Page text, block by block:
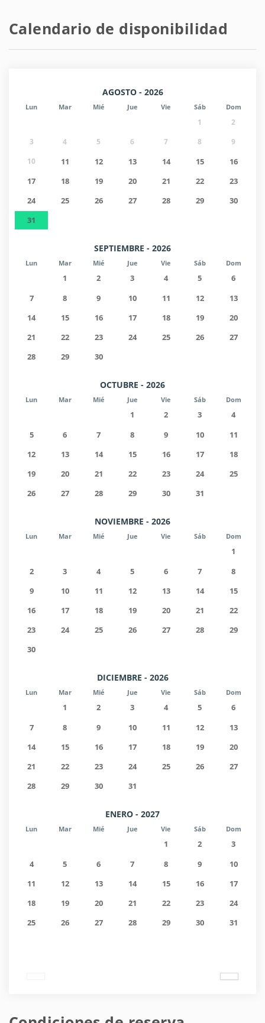
Calendario de disponibilidad
AGOSTO - 2026
Lun Mar Mié Jue Vie Sáb Dom
1
2
3
4 5 6 7 8
9
10
11 12 13 14 15
16
17
18 19 20 21 22
23
24
25 26 27 28 29
30
31
SEPTIEMBRE - 2026
Lun Mar Mié Jue Vie Sáb Dom
1 2 3 4 5
6
7
8 9 10 11 12
13
14
15 16 17 18 19
20
21
22 23 24 25 26
27
28
29 30
OCTUBRE - 2026
Lun Mar Mié Jue Vie Sáb Dom
1 2 3
4
5
6 7 8 9 10
11
12
13 14 15 16 17
18
19
20 21 22 23 24
25
26
27 28 29 30 31
NOVIEMBRE - 2026
Lun Mar Mié Jue Vie Sáb Dom
1
2
3 4 5 6 7
8
9
10 11 12 13 14
15
16
17 18 19 20 21
22
23
24 25 26 27 28
29
30
DICIEMBRE - 2026
Lun Mar Mié Jue Vie Sáb Dom
1 2 3 4 5
6
7
8 9 10 11 12
13
14
15 16 17 18 19
20
21
22 23 24 25 26
27
28
29 30 31
ENERO - 2027
Lun Mar Mié Jue Vie Sáb Dom
1 2
3
4
5 6 7 8 9
10
11
12 13 14 15 16
17
18
19 20 21 22 23
24
25
26 27 28 29 30 31